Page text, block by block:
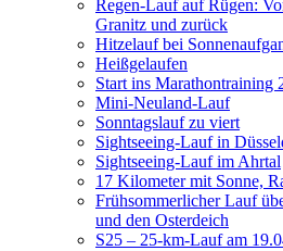
Regen-Lauf auf Rügen:
Granitz und zurück
Hitzelauf bei
Heißgelaufen
Start ins Marathontraining
Mini-Neuland-Lauf
Sonntagslauf zu viert
Sightseeing-Lauf in
Sightseeing-Lauf im Ahrtal
17 Kilometer mit Sonne,
Frühsommerlicher Lauf
und den Osterdeich
S25 – 25-km-Lauf am